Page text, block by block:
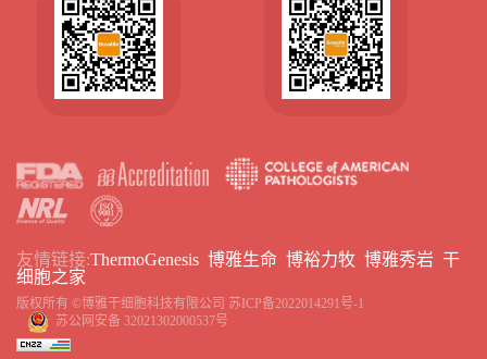
友情链接:ThermoGenesis 博雅生命 博裕力牧 博雅秀岩 干
细胞之家
版权所有 ©博雅干细胞科技有限公司 苏ICP备2022014291号-1
苏公网安备 32021302000537号